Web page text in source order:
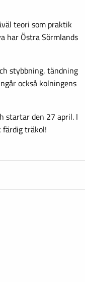
teori som praktik
har Östra Sörmlands
stybbning, tändning
också kolningens
startar den 27 april. I
färdig träkol!